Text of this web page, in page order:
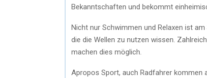
Bekanntschaften und bekommt
Nicht nur Schwimmen und Relaxen ist
die die Wellen zu nutzen wissen.
machen dies möglich.
Apropos Sport, auch Radfahrer kommen